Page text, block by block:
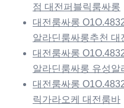
점 대전퍼블릭룸싸롱
대전룸싸롱
알라딘룸싸롱추천 대
대전룸싸롱
알라딘룸싸롱 유성알
대전룸싸롱
릭가라오케 대전룸바